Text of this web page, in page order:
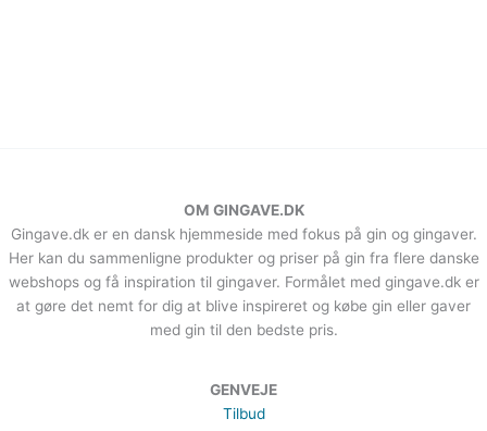
OM GINGAVE.DK
Gingave.dk er en dansk hjemmeside med fokus på gin og gingaver.
Her kan du sammenligne produkter og priser på gin fra flere danske
webshops og få inspiration til gingaver. Formålet med gingave.dk er
at gøre det nemt for dig at blive inspireret og købe gin eller gaver
med gin til den bedste pris.
GENVEJE
Tilbud